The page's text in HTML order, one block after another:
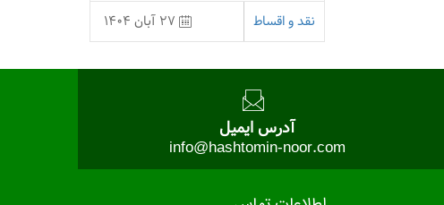
27 آبان 1404 نقد و اقساط
آدرس ایمیل
info@hashtomin-noor.com